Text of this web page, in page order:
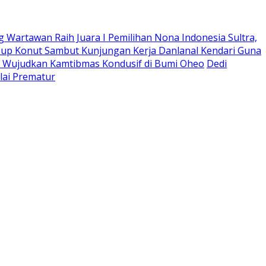
Wartawan ‎Raih Juara I Pemilihan Nona Indonesia Sultra,
Konut Sambut Kunjungan Kerja Danlanal Kendari Guna
Kamtibmas Kondusif di Bumi Oheo Dedi
Prematur